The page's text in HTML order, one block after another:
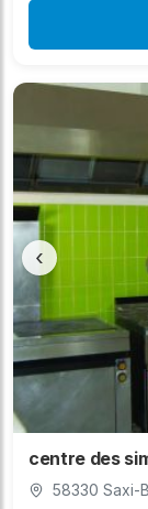
‹
centre des
58330 Saxi-